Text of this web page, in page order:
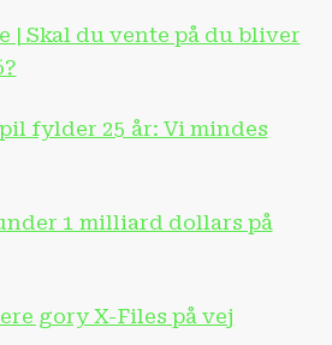
| Skal du vente på du bliver
fylder 25 år: Vi mindes
1 milliard dollars på
gory X-Files på vej